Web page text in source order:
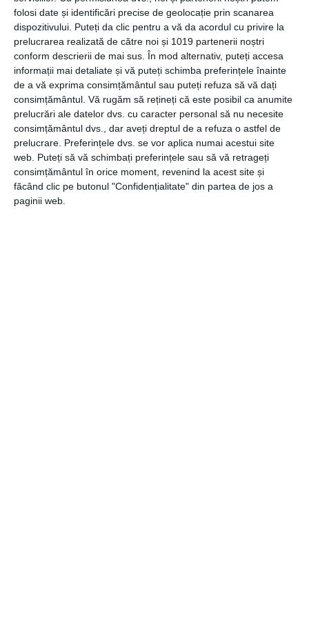
folosi date și identificări precise de geolocație prin scanarea
dispozitivului. Puteți da clic pentru a vă da acordul cu privire la
prelucrarea realizată de către noi și 1019 partenerii noștri
conform descrierii de mai sus. În mod alternativ, puteți accesa
informații mai detaliate și vă puteți schimba preferințele înainte
de a vă exprima consimțământul sau puteți refuza să vă dați
consimțământul. Vă rugăm să rețineți că este posibil ca anumite
prelucrări ale datelor dvs. cu caracter personal să nu necesite
consimțământul dvs., dar aveți dreptul de a refuza o astfel de
prelucrare. Preferințele dvs. se vor aplica numai acestui site
web. Puteți să vă schimbați preferințele sau să vă retrageți
consimțământul în orice moment, revenind la acest site și
făcând clic pe butonul "Confidențialitate" din partea de jos a
paginii web.
cum ar fi mersul pe jos, ajută la menținerea greutății
corporale și îmbunătățește sănătatea cardiovasculară.
Renunțarea la fumat
Substanțele toxice din fumul de țigară accelerează
rigidizarea arterială și cresc riscul de hipertensiune
arterială.
Importanța consultului medical